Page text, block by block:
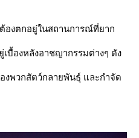
องตกอยู่ในสถานการณ์ที่ยาก
บื้องหลังอาชญากรรมต่างๆ ดัง
งพวกสัตว์กลายพันธุ์ และกำจัด